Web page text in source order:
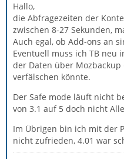
Hallo,
die Abfragezeiten der
zwischen 8-27 Sekunden,
Auch egal, ob Add-ons an
Eventuell muss ich TB neu
der Daten über
verfälschen könnte.
Der Safe mode läuft nicht
von 3.1 auf 5 doch nicht
Im Übrigen bin ich mit der
nicht zufrieden, 4.01 war